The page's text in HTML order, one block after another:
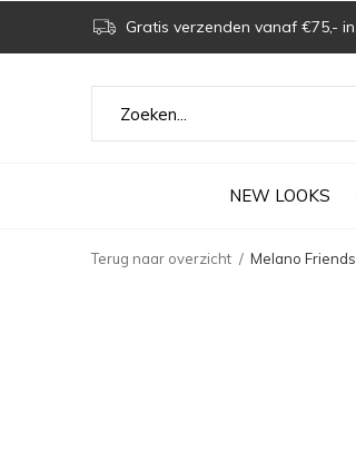
NEW LOOKS
Gratis verzenden vanaf €75,-
Terug naar overzicht Melano